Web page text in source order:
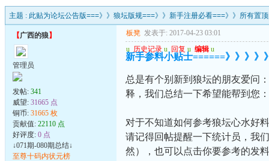
主题 : 此贴为论坛公告版===》》狼坛版规===》》新手注册必看===》》所有置
【广西的狼】
管理员
发帖: 341
威望: 31665 点
铜币: 31665 枚
贡献值: 22110 点
好评度: 0 点
↓071期-080期总结↓
至尊十码内状元榜
板凳 发表于: 2017-04-23 03:01
u 历史记录 u 回复 u 编辑 u
新手参料小贴士======》》》》
总是有个别新到狼坛的朋友爱问
释，我们总结一下希望能帮到您
对于不知道如何参考狼坛心水好
请记得回帖提醒一下统计员，我
然），也可以点击你要参考的发